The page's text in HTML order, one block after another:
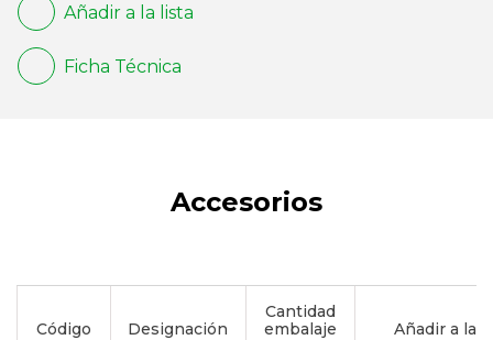
Añadir a la lista
Ficha Técnica
Accesorios
Código Designación
Cantidad
embalaje
Añadir a la